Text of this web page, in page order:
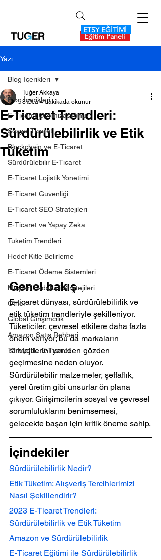
Eğitim Paneli
ETSY EĞİTİMİ
Yazı
Blog İçerikleri
E-Ticaret Optimizasyonu
Sosyal Ticaret
Blockchain ve E-Ticaret
Sürdürülebilir E-Ticaret
E-Ticaret Lojistik Yönetimi
E-Ticaret Güvenliği
E-Ticaret SEO Stratejileri
E-Ticaret ve Yapay Zeka
Tüketim Trendleri
Hedef Kitle Belirleme
E-Ticaret Ödeme Sistemleri
Müşteri Sadakati Stratejileri
Other
Global Girişimcilik
Amazon Satış Rehberi
Türkiye’de E-Ticaret
Blog İçerikleri
E-Ticaret Trendleri:
Sürdürülebilirlik ve Etik
Tüketim
Tuğer Akkaya
8 Oca 4 dakikada okunur
Genel bakış
E-ticaret dünyası, sürdürülebilirlik ve
etik tüketim trendleriyle şekilleniyor.
Tüketiciler, çevresel etkilere daha fazla
önem veriyor; bu da markaların
stratejilerini yeniden gözden
geçirmesine neden oluyor.
Sürdürülebilir malzemeler, şeffaflık,
yerel üretim gibi unsurlar ön plana
çıkıyor. Girişimcilerin sosyal ve çevresel
sorumluluklarını benimsemesi,
gelecekte başarı için kritik öneme sahip.
İçindekiler
Sürdürülebilirlik Nedir?
Etik Tüketim: Alışveriş Tercihlerimizi
Nasıl Şekillendirir?
2023 E-Ticaret Trendleri:
Sürdürülebilirlik ve Etik Tüketim
Amazon ve Sürdürülebilirlik
E-Ticaret Eğitimi ile Sürdürülebilirlik